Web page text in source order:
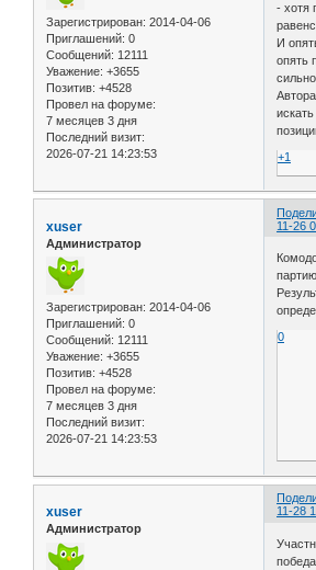
Зарегистрирован: 2014-04-06
Приглашений: 0
Сообщений: 12111
Уважение: +3655
Позитив: +4528
Провел на форуме:
7 месяцев 3 дня
Последний визит:
2026-07-21 14:23:53
- хотя
И
опять
+1
11-26
xuser
Администратор
Зарегистрирован: 2014-04-06
Приглашений: 0
Сообщений: 12111
Уважение: +3655
Позитив: +4528
Провел на форуме:
7 месяцев 3 дня
Последний визит:
2026-07-21 14:23:53
0
11-28
xuser
Администратор